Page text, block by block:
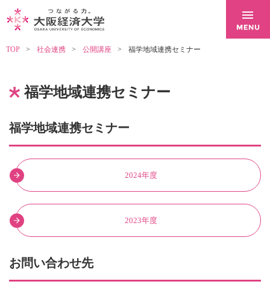
TOP 社会連携 公開講座 福学地域連携セミナー
福学地域連携セミナー
福学地域連携セミナー
2024年度
2023年度
お問い合わせ先